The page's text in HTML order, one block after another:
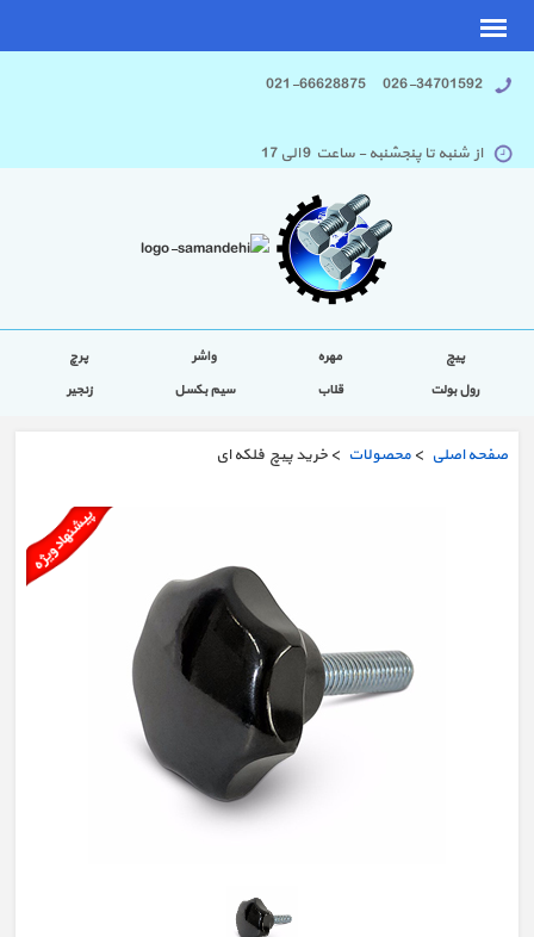
026-34701592 021-66628875
از شنبه تا پنجشنبه - ساعت 9 الی 17
پیچ مهره واشر
پرچ
رول بولت
قلاب سیم بکسل زنجیر
صفحه اصلی > محصولات > خرید پیچ فلکه ای